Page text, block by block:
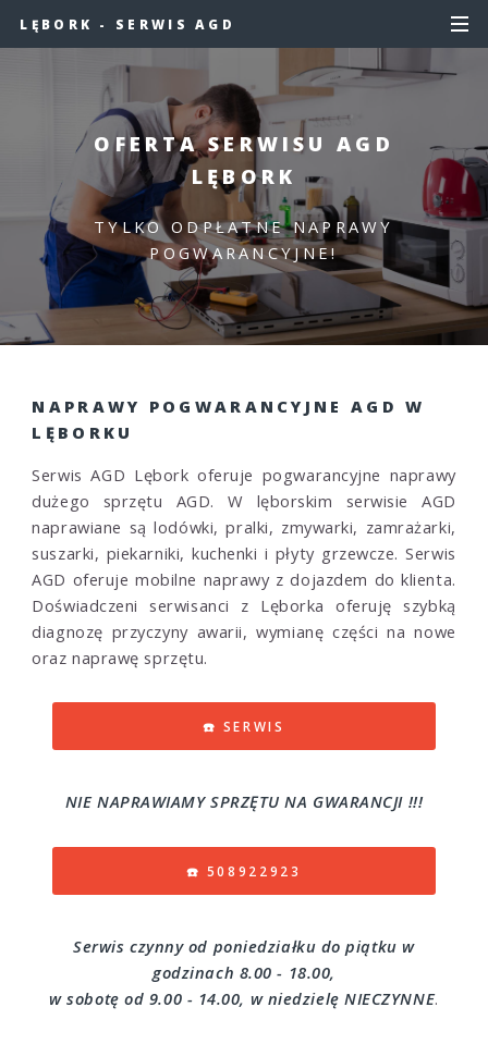
LĘBORK - SERWIS AGD
OFERTA SERWISU AGD
LĘBORK
TYLKO ODPŁATNE NAPRAWY
POGWARANCYJNE!
NAPRAWY POGWARANCYJNE AGD W
LĘBORKU
Serwis AGD Lębork oferuje pogwarancyjne naprawy
dużego sprzętu AGD. W lęborskim serwisie AGD
naprawiane są lodówki, pralki, zmywarki, zamrażarki,
suszarki, piekarniki, kuchenki i płyty grzewcze. Serwis
AGD oferuje mobilne naprawy z dojazdem do klienta.
Doświadczeni serwisanci z Lęborka oferuję szybką
diagnozę przyczyny awarii, wymianę części na nowe
oraz naprawę sprzętu.
☎️ SERWIS
NIE NAPRAWIAMY SPRZĘTU NA GWARANCJI !!!
☎️ 508922923
Serwis czynny od poniedziałku do piątku w
godzinach 8.00 - 18.00,
w sobotę od 9.00 - 14.00, w niedzielę NIECZYNNE.